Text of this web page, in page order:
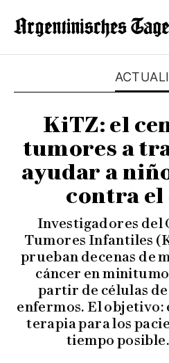
KiTZ: el
tumores a
ayudar a
contra el
Investigadores del
Tumores Infantiles
prueban decenas de
cáncer en
partir de células
enfermos. El
terapia para los
tiempo